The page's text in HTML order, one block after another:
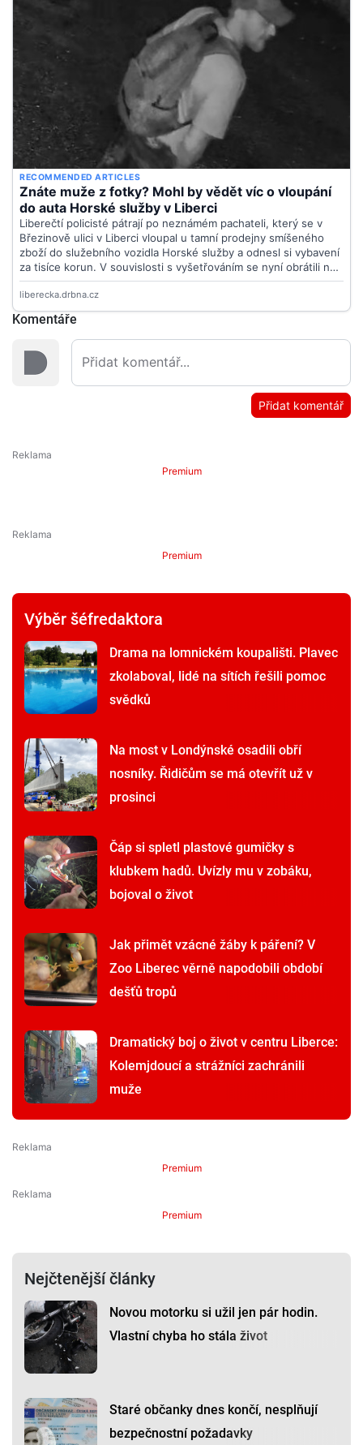
Komentáře
Přidat komentář
Premium
Premium
Výběr šéfredaktora
Drama na lomnickém koupališti. Plavec
zkolaboval, lidé na sítích řešili pomoc
svědků
Na most v Londýnské osadili obří
nosníky. Řidičům se má otevřít už v
prosinci
Čáp si spletl plastové gumičky s
klubkem hadů. Uvízly mu v zobáku,
bojoval o život
Jak přimět vzácné žáby k páření? V
Zoo Liberec věrně napodobili období
dešťů tropů
Dramatický boj o život v centru Liberce:
Kolemjdoucí a strážníci zachránili
muže
Premium
Premium
Nejčtenější články
Novou motorku si užil jen pár hodin.
Vlastní chyba ho stála život
Staré občanky dnes končí, nesplňují
bezpečnostní požadavky